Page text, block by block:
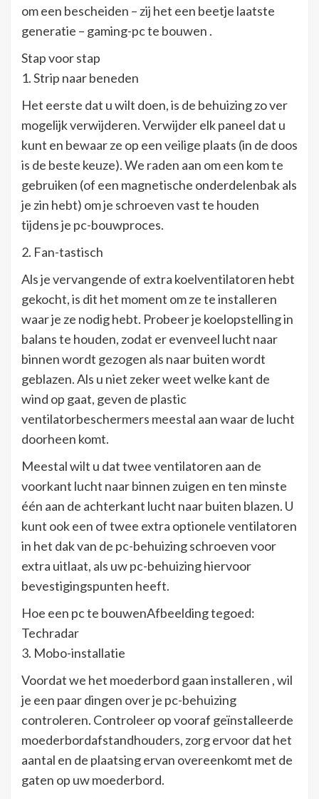
om een ​​bescheiden – zij het een beetje laatste
generatie – gaming-pc te bouwen .
Stap voor stap
1. Strip naar beneden
Het eerste dat u wilt doen, is de behuizing zo ver
mogelijk verwijderen. Verwijder elk paneel dat u
kunt en bewaar ze op een veilige plaats (in de doos
is de beste keuze). We raden aan om een ​​kom te
gebruiken (of een magnetische onderdelenbak als
je zin hebt) om je schroeven vast te houden
tijdens je pc-bouwproces.
2. Fan-tastisch
Als je vervangende of extra koelventilatoren hebt
gekocht, is dit het moment om ze te installeren
waar je ze nodig hebt. Probeer je koelopstelling in
balans te houden, zodat er evenveel lucht naar
binnen wordt gezogen als naar buiten wordt
geblazen. Als u niet zeker weet welke kant de
wind op gaat, geven de plastic
ventilatorbeschermers meestal aan waar de lucht
doorheen komt.
Meestal wilt u dat twee ventilatoren aan de
voorkant lucht naar binnen zuigen en ten minste
één aan de achterkant lucht naar buiten blazen. U
kunt ook een of twee extra optionele ventilatoren
in het dak van de pc-behuizing schroeven voor
extra uitlaat, als uw pc-behuizing hiervoor
bevestigingspunten heeft.
Hoe een pc te bouwenAfbeelding tegoed:
Techradar
3. Mobo-installatie
Voordat we het moederbord gaan installeren , wil
je een paar dingen over je pc-behuizing
controleren. Controleer op vooraf geïnstalleerde
moederbordafstandhouders, zorg ervoor dat het
aantal en de plaatsing ervan overeenkomt met de
gaten op uw moederbord.